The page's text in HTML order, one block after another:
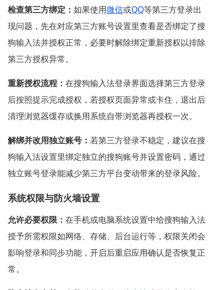
检查第三方绑定： 如果使用微信或QQ等第三方登录出
现问题，先在对应第三方账号设置里查看是否绑定了搜
狗输入法并授权正常，必要时解除绑定重新授权以排除
第三方授权异常。
重新授权流程： 在搜狗输入法登录界面选择第三方登录
后按照提示完成授权，若授权页面异常或卡住，退出后
清理浏览器缓存或换用系统自带浏览器再授权一次。
解绑并改用独立账号： 若第三方登录不稳定，建议在搜
狗输入法设置里绑定独立的搜狗账号并设置密码，通过
独立账号登录能减少第三方平台变动带来的登录风险。
系统权限与防火墙设置
允许必要权限： 在手机或电脑系统设置中给搜狗输入法
授予所需权限如网络、存储、后台运行等，权限关闭会
影响登录和同步功能，开启后重启应用确认是否恢复正
常。